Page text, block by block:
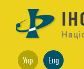
Укр Eng